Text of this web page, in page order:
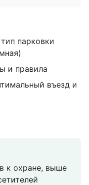
парковки
и правила
въезд и
к охране, выше